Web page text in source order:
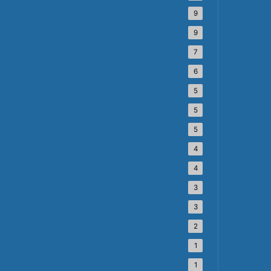
9
9
7
6
5
5
5
4
4
3
3
2
1
1